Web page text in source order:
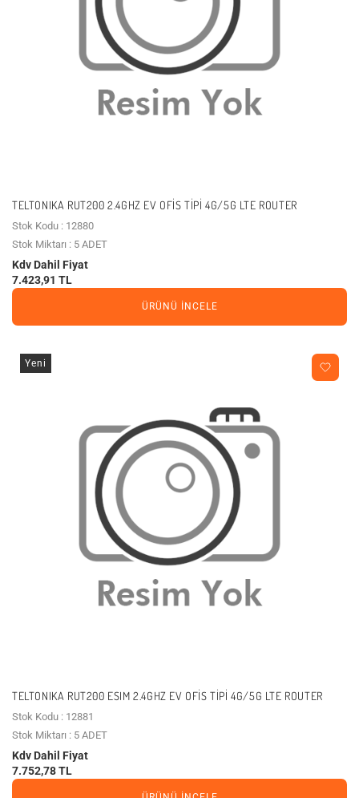
TELTONIKA RUT200 2.4GHZ EV OFIS TIPI 4G/5G LTE ROUTER
Stok Kodu : 12880
Stok Miktarı : 5 ADET
Kdv Dahil Fiyat
7.423,91 TL
ÜRÜNÜ İNCELE
Yeni
TELTONIKA RUT200 ESIM 2.4GHZ EV OFIS TIPI 4G/5G LTE ROUTER
Stok Kodu : 12881
Stok Miktarı : 5 ADET
Kdv Dahil Fiyat
7.752,78 TL